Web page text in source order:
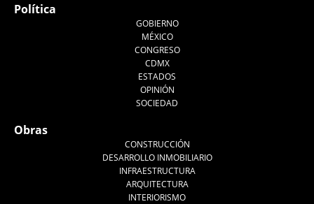
Política
GOBIERNO
MÉXICO
CONGRESO
CDMX
ESTADOS
OPINIÓN
SOCIEDAD
Obras
CONSTRUCCIÓN
DESARROLLO INMOBILIARIO
INFRAESTRUCTURA
ARQUITECTURA
INTERIORISMO